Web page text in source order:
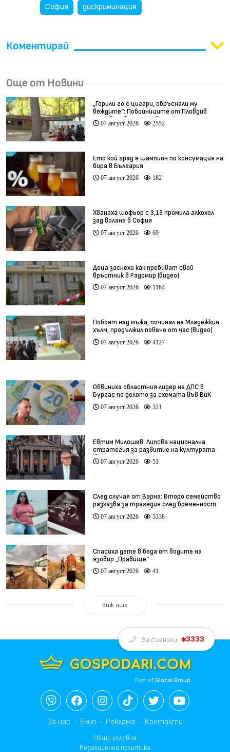
София
дискриминация
Коментирай
Още от Новини
„Горили го с цигари, обръснали му
веждите“: Побойниците от Пловдив
остават в ареста (видео)
07 август 2026 2552
Ето кой град е шампион по консумация на
бира в България
07 август 2026 182
Хванаха шофьор с 3,13 промила алкохол
зад волана в София
07 август 2026 69
Деца заснеха как пребиват свой
връстник в Радомир (видео)
07 август 2026 1164
Побоят над мъжа, починал на Младежкия
хълм, продължил повече от час (видео)
07 август 2026 4127
Обвиниха областния лидер на ДПС в
Бургас по делото за схемата във ВиК
07 август 2026 321
Евтим Милошев: Липсва национална
стратегия за развитие на културата
(видео)
07 август 2026 51
След случая от Варна: Второ семейство
разказва за трагедия след бременност
при същия лекар (видео)
07 август 2026 5338
Спасиха дете в беда от водите на
язовир „Правище“
07 август 2026 41
Виж още
За сигнали: 3333
Part ofGlobal Group
За нас Екип Реклама Контакти
Общи условия
Редакционна политика